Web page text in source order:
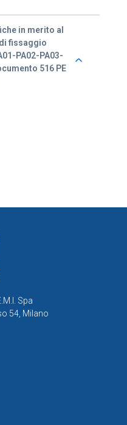
in merito al
fissaggio
PA02-PA03-
516 PE
Spa
54, Milano